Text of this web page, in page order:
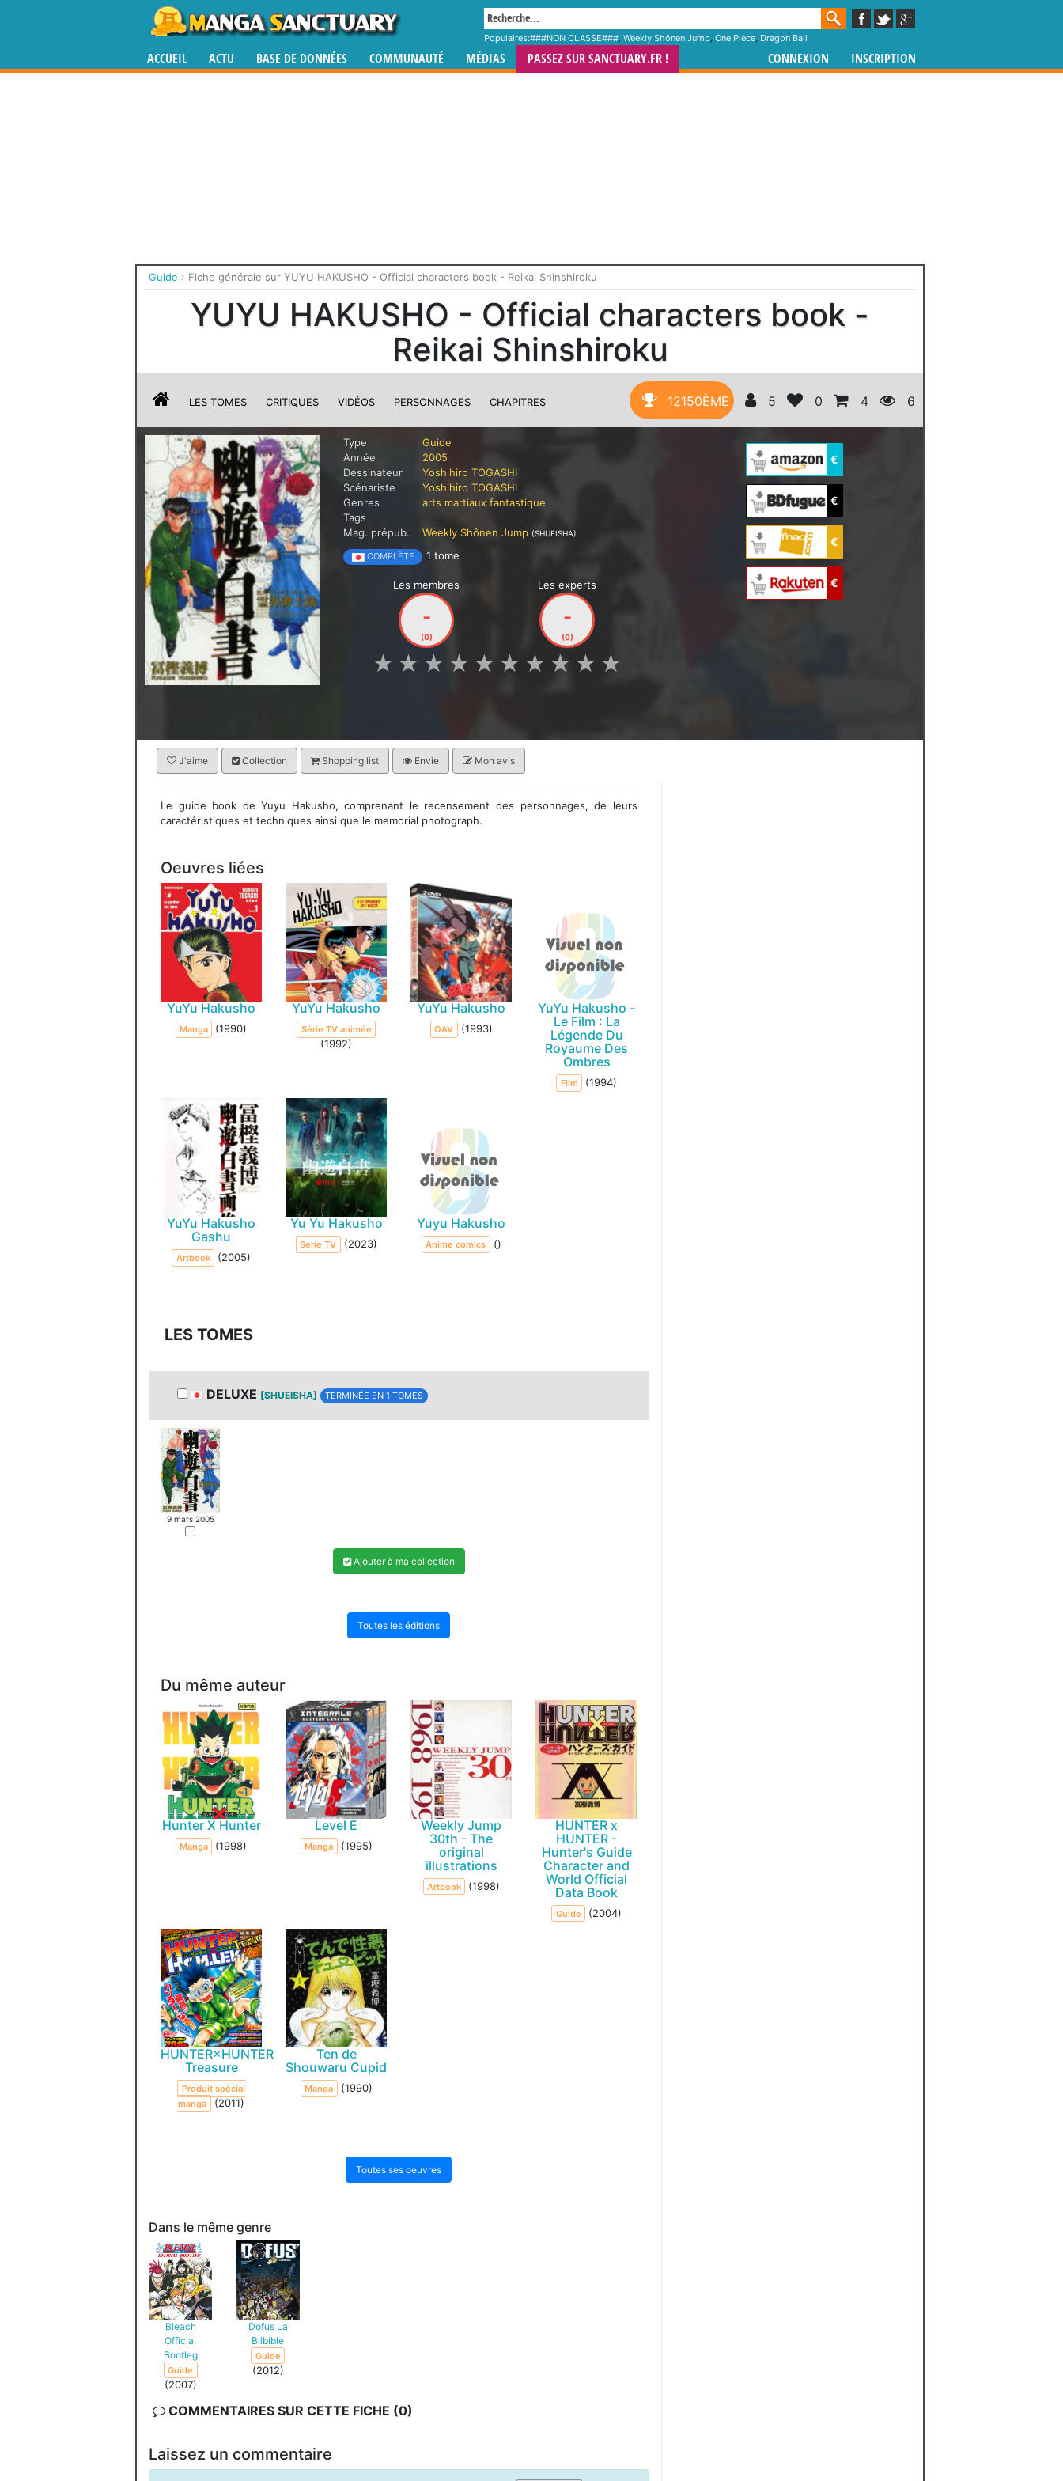
Populaires:###NON CLASSE###, Weekly Shônen Jump, One Piece, Dragon Ball
ACCUEIL ACTU BASE DE DONNÉES COMMUNAUTÉ MÉDIAS PASSEZ SUR SANCTUARY.FR ! CONNEXION INSCRIPTION
Guide › Fiche générale sur YUYU HAKUSHO - Official characters book - Reikai Shinshiroku
YUYU HAKUSHO - Official characters book -
Reikai Shinshiroku
LES TOMES CRITIQUES VIDÉOS PERSONNAGES CHAPITRES 12150ÈME 5 0 4 6
Type
Guide
Année
2005
Dessinateur
Yoshihiro TOGASHI
Scénariste
Yoshihiro TOGASHI
Genres
arts martiaux fantastique
Tags
Mag. prépub.
Weekly Shônen Jump (SHUEISHA)
COMPLÈTE 1 tome
Les membres
-
(0)
Les experts
-
(0)
★
★
★
★
★
★
★
★
★
★
€
€
€
€
J'aime Collection Shopping list Envie Mon avis
Le guide book de Yuyu Hakusho, comprenant le recensement des personnages, de leurs
caractéristiques et techniques ainsi que le memorial photograph.
Oeuvres liées
YuYu Hakusho
Manga (1990)
YuYu Hakusho
Série TV animée
(1992)
YuYu Hakusho
OAV (1993)
YuYu Hakusho -
Le Film : La
Légende Du
Royaume Des
Ombres
Film (1994)
YuYu Hakusho
Gashu
Artbook (2005)
Yu Yu Hakusho
Série TV (2023)
Yuyu Hakusho
Anime comics ()
LES TOMES
DELUXE [SHUEISHA] TERMINÉE EN 1 TOMES
9 mars 2005
Ajouter à ma collection
Toutes les éditions
Du même auteur
Hunter X Hunter
Manga (1998)
Level E
Manga (1995)
Weekly Jump
30th - The
original
illustrations
Artbook (1998)
HUNTER x
HUNTER -
Hunter's Guide
Character and
World Official
Data Book
Guide (2004)
HUNTER×HUNTER
Treasure
Produit spécial
manga
(2011)
Ten de
Shouwaru Cupid
Manga (1990)
Toutes ses oeuvres
Dans le même genre
Bleach
Official
Bootleg
Guide
(2007)
Dofus La
Bilbible
Guide
(2012)
COMMENTAIRES SUR CETTE FICHE (0)
Laissez un commentaire